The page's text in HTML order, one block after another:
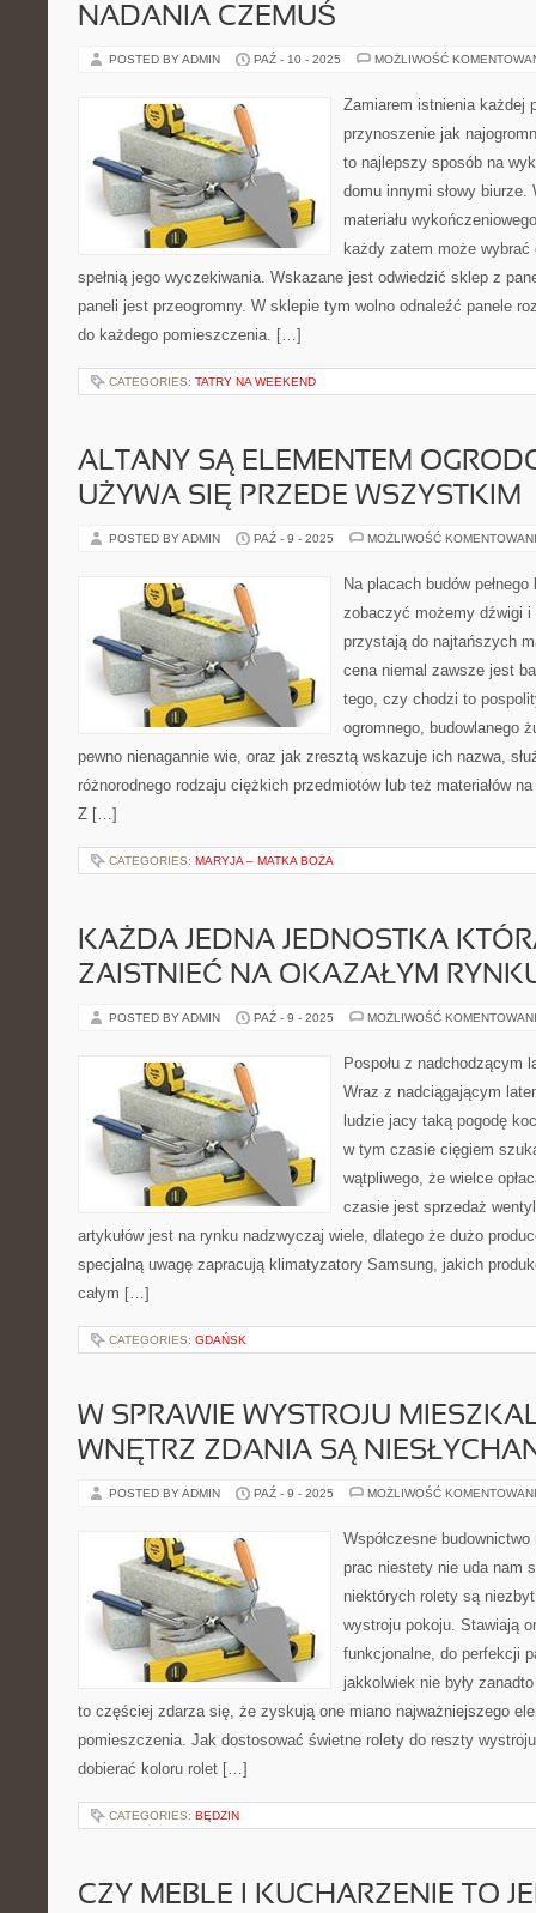
NADANIA CZEMUŚ
POSTED BY ADMIN PAŹ - 10 - 2025 MOŻLIWOŚĆ
Zamiarem istnienia każdej
przynoszenie jak
to najlepszy sposób na
domu innymi słowy biurze.
materiału
każdy zatem może
spełnią jego wyczekiwania. Wskazane jest odwiedzić sklep z
paneli jest przeogromny. W sklepie tym wolno odnaleźć panele
do każdego pomieszczenia. […]
CATEGORIES: TATRY NA WEEKEND
ALTANY SĄ ELEMENTEM
UŻYWA SIĘ PRZEDE WSZYSTKIM
POSTED BY ADMIN PAŹ - 9 - 2025 MOŻLIWOŚĆ
Na placach budów
zobaczyć możemy dźwigi
przystają do najtańszych
cena niemal zawsze jest
tego, czy chodzi to
ogromnego, budowlanego
pewno nienagannie wie, oraz jak zresztą wskazuje ich nazwa,
różnorodnego rodzaju ciężkich przedmiotów lub też materiałów
Z […]
CATEGORIES: MARYJA – MATKA BOŻA
KAŻDA JEDNA JEDNOSTKA
ZAISTNIEĆ NA OKAZAŁYM
POSTED BY ADMIN PAŹ - 9 - 2025 MOŻLIWOŚĆ
Pospołu z nadchodzącym
Wraz z nadciągającym
ludzie jacy taką pogodę
w tym czasie cięgiem
wątpliwego, że wielce
czasie jest sprzedaż
artykułów jest na rynku nadzwyczaj wiele, dlatego że dużo
specjalną uwagę zapracują klimatyzatory Samsung, jakich
całym […]
CATEGORIES: GDAŃSK
W SPRAWIE WYSTROJU
WNĘTRZ ZDANIA SĄ
POSTED BY ADMIN PAŹ - 9 - 2025 MOŻLIWOŚĆ
Współczesne
prac niestety nie uda nam
niektórych rolety są
wystroju pokoju. Stawiają
funkcjonalne, do perfekcji
jakkolwiek nie były
to częściej zdarza się, że zyskują one miano najważniejszego
pomieszczenia. Jak dostosować świetne rolety do reszty
dobierać koloru rolet […]
CATEGORIES: BĘDZIN
CZY MEBLE I KUCHARZENIE TO